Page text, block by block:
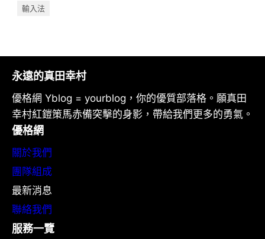
輸入法
永遠的真田幸村
優格網 Yblog = yourblog，你的優質部落格。願真田
幸村紅鎧策馬赤備突擊的身影，帶給我們更多的勇氣。
優格網
關於我們
團隊組成
最新消息
聯絡我們
服務一覽